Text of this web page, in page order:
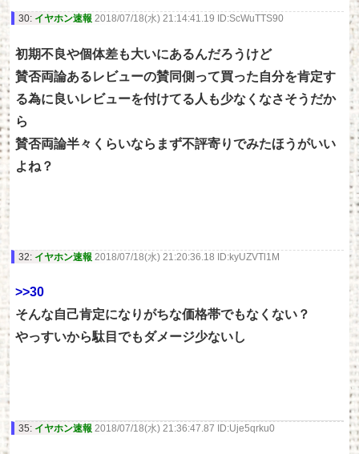
30: イヤホン速報 2018/07/18(水) 21:14:41.19 ID:ScWuTTS90
初期不良や個体差も大いにあるんだろうけど
賛否両論あるレビューの賛同側って買った自分を肯定す
る為に良いレビューを付けてる人も少なくなさそうだか
ら
賛否両論半々くらいならまず不評寄りでみたほうがいい
よね？
32: イヤホン速報 2018/07/18(水) 21:20:36.18 ID:kyUZVTl1M
>>30
そんな自己肯定になりがちな価格帯でもなくない？
やっすいから駄目でもダメージ少ないし
35: イヤホン速報 2018/07/18(水) 21:36:47.87 ID:Uje5qrku0